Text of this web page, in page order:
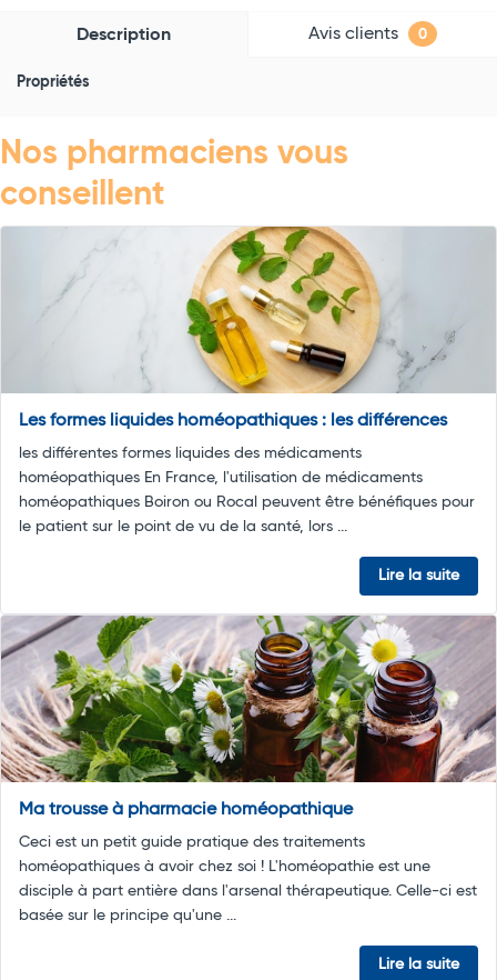
Description Avis clients 0
Propriétés
Nos pharmaciens vous
conseillent
Les formes liquides homéopathiques : les différences
les différentes formes liquides des médicaments
homéopathiques En France, l'utilisation de médicaments
homéopathiques Boiron ou Rocal peuvent être bénéfiques pour
le patient sur le point de vu de la santé, lors ...
Lire la suite
Ma trousse à pharmacie homéopathique
Ceci est un petit guide pratique des traitements
homéopathiques à avoir chez soi ! L'homéopathie est une
disciple à part entière dans l'arsenal thérapeutique. Celle-ci est
basée sur le principe qu'une ...
Lire la suite